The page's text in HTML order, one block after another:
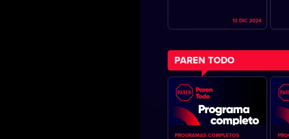
13 DIC 2024
PAREN TODO
PROGRAMAS COMPLETOS